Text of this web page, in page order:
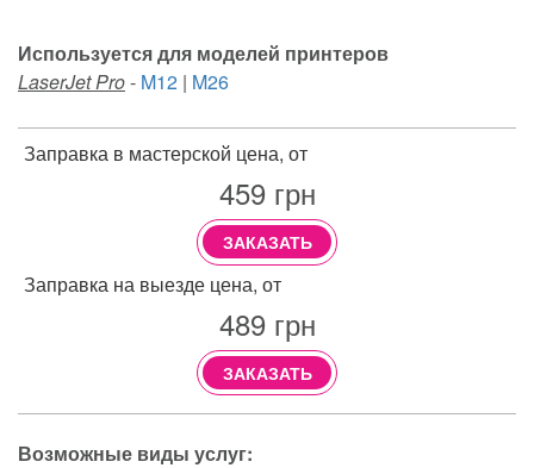
Используется для моделей принтеров
LaserJet Pro- M12 | M26
Заправка в мастерской цена, от
459грн
ЗАКАЗАТЬ
Заправка на выезде цена, от
489грн
ЗАКАЗАТЬ
Возможные виды услуг: